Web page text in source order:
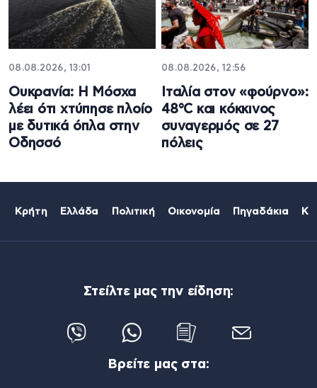
08.08.2026, 13:01
Ουκρανία: Η Μόσχα
λέει ότι χτύπησε πλοίο
με δυτικά όπλα στην
Οδησσό
08.08.2026, 12:56
Ιταλία στον «φούρνο»:
48°C και κόκκινος
συναγερμός σε 27
πόλεις
Κρήτη Ελλάδα Πολιτική Οικονομία Πηγαδάκια
Στείλτε μας την είδηση:
Βρείτε μας στα: